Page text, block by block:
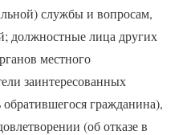
службы и вопросам,
должностные лица других
местного
заинтересованных
гражданина),
(об отказе в